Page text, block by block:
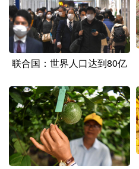
联合国：世界人口达到80亿